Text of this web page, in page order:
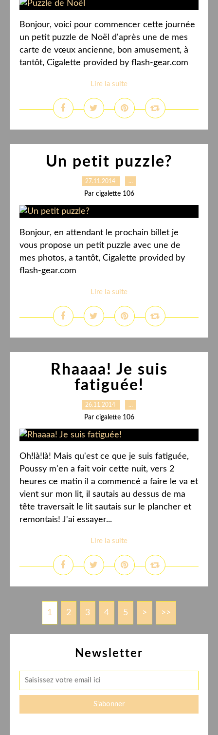
Bonjour, voici pour commencer cette journée
un petit puzzle de Noël d'après une de mes
carte de vœux ancienne, bon amusement, à
tantôt, Cigalette provided by flash-gear.com
Lire la suite
Un petit puzzle?
27.11.2014 …
Par cigalette 106
Bonjour, en attendant le prochain billet je
vous propose un petit puzzle avec une de
mes photos, a tantôt, Cigalette provided by
flash-gear.com
Lire la suite
Rhaaaa! Je suis
fatiguée!
26.11.2014 …
Par cigalette 106
Oh!là!là! Mais qu'est ce que je suis fatiguée,
Poussy m'en a fait voir cette nuit, vers 2
heures ce matin il a commencé a faire le va et
vient sur mon lit, il sautais au dessus de ma
tête traversait le lit sautais sur le plancher et
remontais! J'ai essayer...
Lire la suite
1 2 3 4 5 > >>
Newsletter